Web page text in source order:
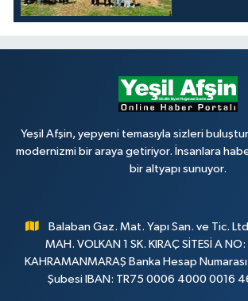
Yeşil Afşin, yepyeni temasıyla sizleri
modernizmi bir araya getiriyor. İnsanlara
bir altyapı sunuyor.
Balaban Gaz. Mat. Yapı San. ve Tic.
MAH. VOLKAN 1 SK. KIRAÇ SİTESİ A
KAHRAMANMARAŞ Banka Hesap
Şubesi IBAN: TR75 0006 4000 0016